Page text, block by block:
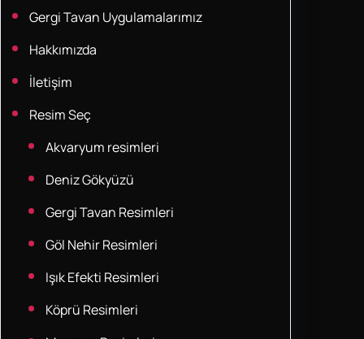
Gergi Tavan Uygulamalarımız
Hakkımızda
İletişim
Resim Seç
Akvaryum resimleri
Deniz Gökyüzü
Gergi Tavan Resimleri
Göl Nehir Resimleri
Işık Efekti Resimleri
Köprü Resimleri